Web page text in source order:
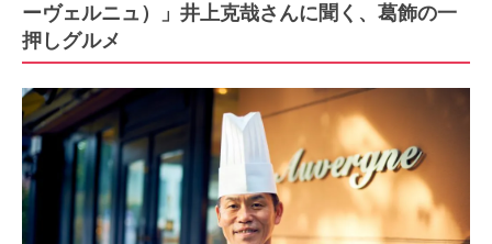
ーヴェルニュ）」井上克哉さんに聞く、葛飾の一
押しグルメ